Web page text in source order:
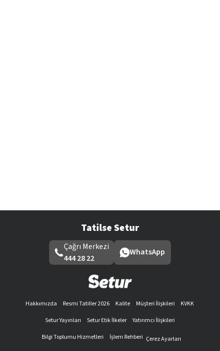
Tatilse Setur
Çağrı Merkezi
444 28 22
WhatsApp
Hakkımızda Resmi Tatiller 2026 Kalite Müşteri İlişkileri
KVKK
Setur Yayınları
Setur Etik İlkeler
Yatırımcı İlişkileri
Bilgi Toplumu Hizmetleri
İşlem Rehberi Çerez Ayarları